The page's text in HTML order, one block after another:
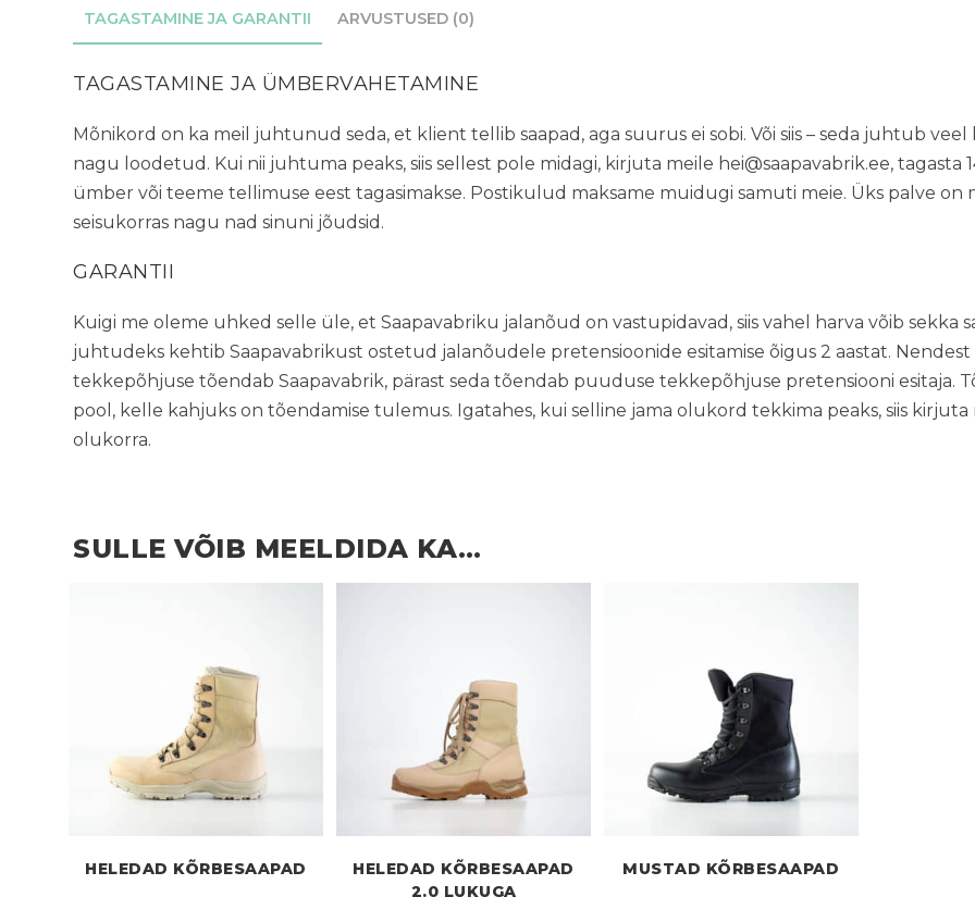
TAGASTAMINE JA GARANTII ARVUSTUSED (0)
TAGASTAMINE JA ÜMBERVAHETAMINE
Mõnikord on ka meil juhtunud seda, et klient tellib saapad, aga suurus ei sobi. Või siis – seda juhtub
nagu loodetud. Kui nii juhtuma peaks, siis sellest pole midagi, kirjuta meile hei@saapavabrik.ee, tagasta
ümber või teeme tellimuse eest tagasimakse. Postikulud maksame muidugi samuti meie. Üks palve on
seisukorras nagu nad sinuni jõudsid.
GARANTII
Kuigi me oleme uhked selle üle, et Saapavabriku jalanõud on vastupidavad, siis vahel harva võib sekka
juhtudeks kehtib Saapavabrikust ostetud jalanõudele pretensioonide esitamise õigus 2 aastat.
tekkepõhjuse tõendab Saapavabrik, pärast seda tõendab puuduse tekkepõhjuse pretensiooni esitaja.
pool, kelle kahjuks on tõendamise tulemus. Igatahes, kui selline jama olukord tekkima peaks, siis
olukorra.
SULLE VÕIB MEELDIDA KA…
HELEDAD KÕRBESAAPAD
HELEDAD KÕRBESAAPAD
2.0 LUKUGA
MUSTAD KÕRBESAAPAD